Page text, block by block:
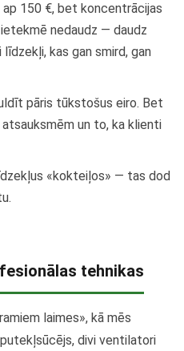
150 €, bet koncentrācijas
nedaudz — daudz
kas gan smird, gan
pāris tūkstošus eiro. Bet
un to, ka klienti
«kokteiļos» — tas dod
tehnikas
laimes», kā mēs
divi ventilatori